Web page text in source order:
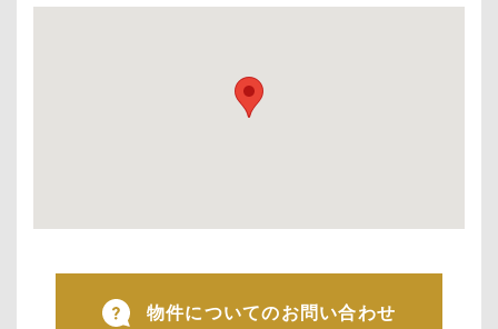
物件についてのお問い合わせ